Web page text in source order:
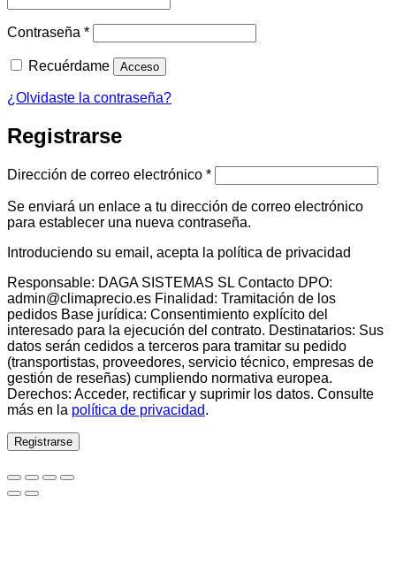
Contraseña *Obligatorio
Recuérdame Acceso
¿Olvidaste la contraseña?
Registrarse
Dirección de correo electrónico *Obligatorio
Se enviará un enlace a tu dirección de correo electrónico
para establecer una nueva contraseña.
Introduciendo su email, acepta la política de privacidad
Responsable: DAGA SISTEMAS SL Contacto DPO:
admin@climaprecio.es Finalidad: Tramitación de los
pedidos Base jurídica: Consentimiento explícito del
interesado para la ejecución del contrato. Destinatarios: Sus
datos serán cedidos a terceros para tramitar su pedido
(transportistas, proveedores, servicio técnico, empresas de
gestión de reseñas) cumpliendo normativa europea.
Derechos: Acceder, rectificar y suprimir los datos. Consulte
más en la política de privacidad.
Registrarse